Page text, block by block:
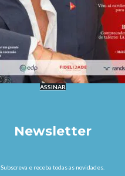
ASSINAR
Newsletter
Subscreva e receba todas as novidades.